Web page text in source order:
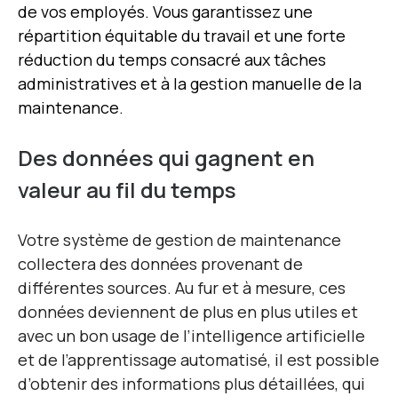
de vos employés. Vous garantissez une
répartition équitable du travail et une forte
réduction du temps consacré aux tâches
administratives et à la gestion manuelle de la
maintenance.
Des données qui gagnent en
valeur au fil du temps
Votre système de gestion de maintenance
collectera des données provenant de
différentes sources. Au fur et à mesure, ces
données deviennent de plus en plus utiles et
avec un bon usage de l’intelligence artificielle
et de l’apprentissage automatisé, il est possible
d’obtenir des informations plus détaillées, qui